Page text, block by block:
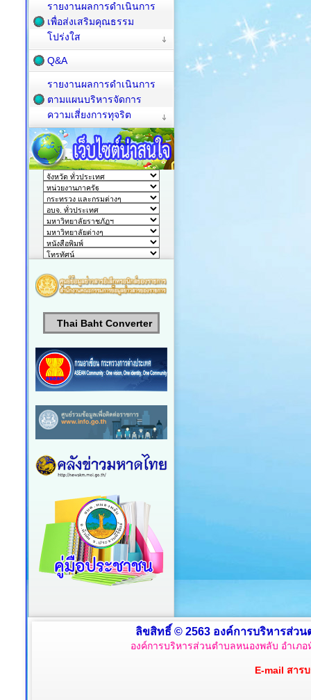
รายงานผลการดำเนินการ
เพื่อส่งเสริมคุณธรรม
โปร่งใส
Q&A
รายงานผลการดำเนินการ
ตามแผนบริหารจัดการ
ความเสี่ยงการทุจริต
Thai Baht Converter
ลิขสิทธิ์ © 2563 องค์การบริหารส่ว
องค์การบริหารส่วนตำบลหนองพลับ อำเภ
E-mail สาร